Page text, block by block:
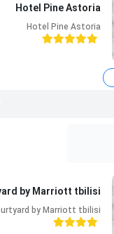
Hotel Pine Astoria
Hotel Pine Astoria
by Marriott tbilisi
by Marriott tbilisi